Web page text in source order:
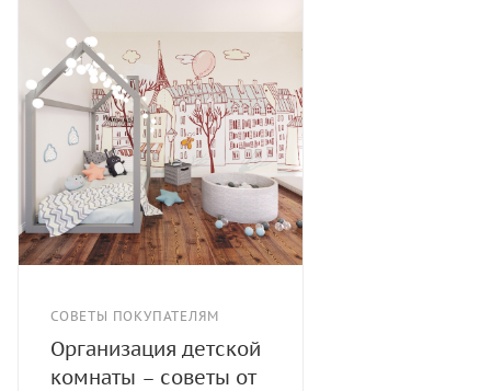
СОВЕТЫ ПОКУПАТЕЛЯМ
Организация детской
комнаты – советы от